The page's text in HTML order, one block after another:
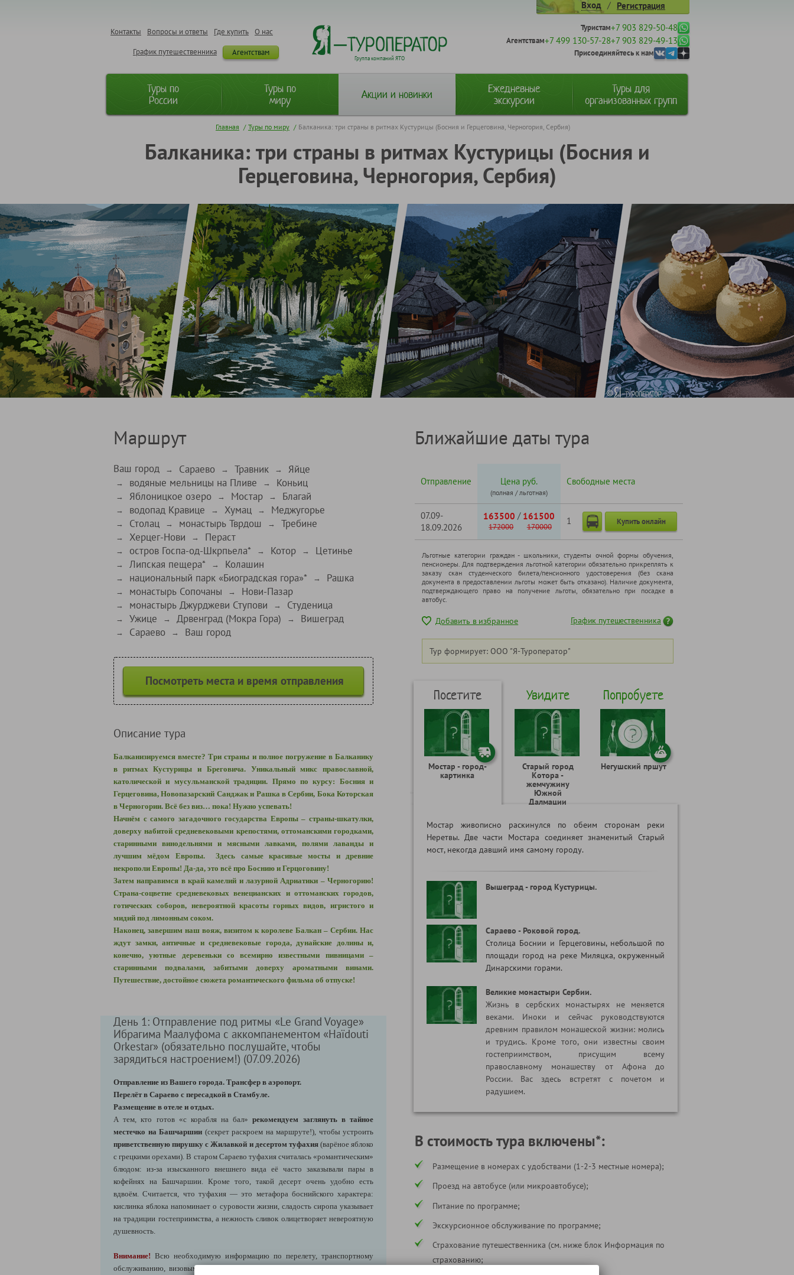
Вход / Регистрация
О нас
Где купить
Вопросы и ответы
Контакты
Агентствам
График путешественника
Группа компаний ЯТО
Туристам+7 903 829-50-48
Агентствам+7 499 130-57-28+7 903 829-49-13
Присоединяйтесь к нам
Туры по
России
Туры по
миру
Акции и новинки
Ежедневные
экскурсии
Туры для
организованных групп
Главная / Туры по миру / Балканика: три страны в ритмах Кустурицы (Босния и Герцеговина, Черногория, Сербия)
Балканика: три страны в ритмах Кустурицы (Босния и
Герцеговина, Черногория, Сербия)
Маршрут
Ваш город → Сараево → Травник → Яйце
→ водяные мельницы на Пливе → Коньиц
→ Яблоницкое озеро → Мостар → Благай
→ водопад Кравице → Хумац → Меджугорье
→ Столац → монастырь Тврдош → Требине
→ Херцег-Нови → Пераст
→ остров Госпа-од-Шкрпьела* → Котор → Цетинье
→ Липская пещера* → Колашин
→ национальный парк «Биоградская гора»* → Рашка
→ монастырь Сопочаны → Нови-Пазар
→ монастырь Джурджеви Ступови → Студеница
→ Ужице → Дрвенград (Мокра Гора) → Вишеград
→ Сараево → Ваш город
Посмотреть места и время отправления
Описание тура
Балканизируемся вместе? Три страны и полное погружение в Балканику
в ритмах Кустурицы и Бреговича. Уникальный микс православной,
католической и мусульманской традиции. Прямо по курсу: Босния и
Герцеговина, Новопазарский Санджак и Рашка в Сербии, Бока Которская
в Черногории. Всё без виз… пока! Нужно успевать!
Начнём с самого загадочного государства Европы – страны-шкатулки,
доверху набитой средневековыми крепостями, оттоманскими городками,
старинными винодельнями и мясными лавками, полями лаванды и
лучшим мёдом Европы. Здесь самые красивые мосты и древние
некрополи Европы! Да-да, это всё про Боснию и Герцоговину!
Затем направимся в край камелий и лазурной Адриатики – Черногорию!
Страна-соцветие средневековых венецианских и оттоманских городов,
готических соборов, невероятной красоты горных видов, игристого и
мидий под лимонным соком.
Наконец, завершим наш вояж, визитом к королеве Балкан – Сербии. Нас
ждут замки, античные и средневековые города, дунайские долины и,
конечно, уютные деревеньки со всемирно известными пивницами –
старинными подвалами, забитыми доверху ароматными винами.
Путешествие, достойное сюжета романтического фильма об отпуске!
День 1: Отправление под ритмы «Le Grand Voyage»
Ибрагима Маалуфома с аккомпанементом «Haïdouti
Orkestar» (обязательно послушайте, чтобы
зарядиться настроением!) (07.09.2026)
Отправление из Вашего города. Трансфер в аэропорт.
Перелёт в Сараево с пересадкой в Стамбуле.
Размещение в отеле и отдых.
А тем, кто готов «с корабля на бал»рекомендуем заглянуть в тайное
местечко на Башчаршии (секрет раскроем на маршруте!), чтобы устроить
приветственную пирушку с Жилавкой и десертом туфахия(варёное яблоко
с грецкими орехами). В старом Сараево туфахия считалась «романтическим»
блюдом: из-за изысканного внешнего вида её часто заказывали пары в
кофейнях на Башчаршии. Кроме того, такой десерт очень удобно есть
вдвоём. Считается, что туфахия — это метафора боснийского характера:
кислинка яблока напоминает о суровости жизни, сладость сиропа указывает
на традиции гостеприимства, а нежность сливок олицетворяет невероятную
душевность.
Внимание! Всю необходимую информацию по перелету, транспортному
обслуживанию, визовым формальностям и страхованию путешественников
Ближайшие даты тура
Отправление Цена руб.
(полная / льготная)
Свободные места
07.09-
18.09.2026
163500 / 161500
172000 170000
1 Купить онлайн
Льготные категории граждан - школьники, cтуденты очной формы обучения,
пенсионеры. Для подтверждения льготной категории обязательно прикреплять к
заказу скан студенческого билета/пенсионного удостоверения (без скана
документа в предоставлении льготы может быть отказано). Наличие документа,
подтверждающего право на получение льготы, обязательно при посадке в
автобус.
Добавить в избранное График путешественника
Тур формирует: ООО "Я-Туроператор"
Посетите
Мостар - город-
картинка
Увидите
Старый город
Котора -
жемчужину
Южной
Далмации
Попробуете
Негушский пршут
Мостар живописно раскинулся по обеим сторонам реки
Неретвы. Две части Мостара соединяет знаменитый Старый
мост, некогда давший имя самому городу.
Вышеград - город Кустурицы.
Сараево - Роковой город.
Столица Боснии и Герцеговины, небольшой по
площади город на реке Миляцка, окруженный
Динарскими горами.
Великие монастыри Сербии.
Жизнь в сербских монастырях не меняется
веками. Иноки и сейчас руководствуются
древним правилом монашеской жизни: молись
и трудись. Кроме того, они известны своим
гостеприимством, присущим всему
православному монашеству от Афона до
России. Вас здесь встретят с почетом и
радушием.
В стоимость тура включены*:
Размещение в номерах с удобствами (1-2-3 местные номера);
Проезд на автобусе (или микроавтобусе);
Питание по программе;
Экскурсионное обслуживание по программе;
Страхование путешественника (см. ниже блок Информация по
страхованию;